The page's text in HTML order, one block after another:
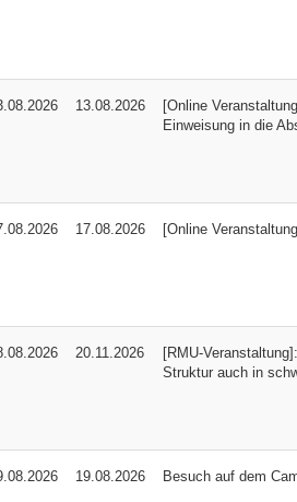
13.08.2026
[Online
Einweisung in die
17.08.2026 [Online
20.11.2026
[RMU-
Struktur auch in
19.08.2026 Besuch auf dem